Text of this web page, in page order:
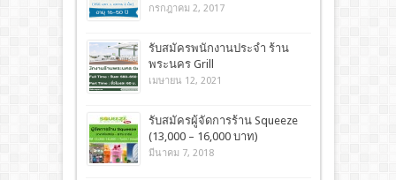
กรกฎาคม 2, 2017
รับสมัครพนักงานประจำ ร้าน
พระนคร Grill
เมษายน 12, 2021
รับสมัครผู้จัดการร้าน Squeeze
(13,000 – 16,000 บาท)
มีนาคม 7, 2018